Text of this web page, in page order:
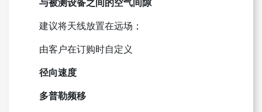
建议将天线放置在远场；
由客户在订购时自定义
径向速度
多普勒频移